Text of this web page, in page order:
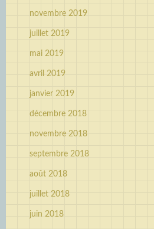
novembre 2019
juillet 2019
mai 2019
avril 2019
janvier 2019
décembre 2018
novembre 2018
septembre 2018
août 2018
juillet 2018
juin 2018